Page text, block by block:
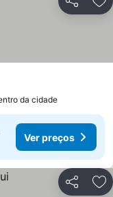
Partilhar
da cidade
Ver preços
Partilhar